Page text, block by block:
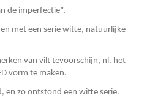
de imperfectie”,
met een serie witte, natuurlijke
van vilt tevoorschijn, nl. het
vorm te maken.
en zo ontstond een witte serie.